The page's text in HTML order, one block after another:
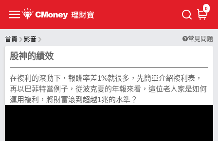
0
首頁 影音 常見問題
股神的績效
在複利的滾動下，報酬率差1%就很多，先簡單介紹複利表，
再以巴菲特當例子，從波克夏的年報來看，這位老人家是如何
運用複利，將財富滾到超越1兆的水準？